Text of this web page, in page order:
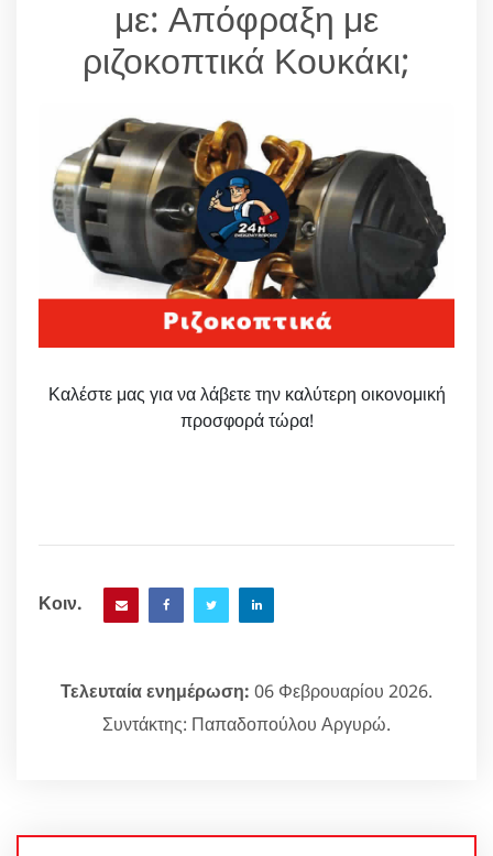
με: Απόφραξη με
ριζοκοπτικά Κουκάκι;
Καλέστε μας για να λάβετε την καλύτερη οικονομική
προσφορά τώρα!
Κοιν.
Τελευταία ενημέρωση: 06 Φεβρουαρίου 2026.
Συντάκτης: Παπαδοπούλου Αργυρώ.